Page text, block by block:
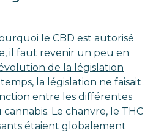
le CBD est autorisé
il faut revenir un peu en
de la législation
la législation ne faisait
entre les différentes
Le chanvre, le THC
étaient globalement